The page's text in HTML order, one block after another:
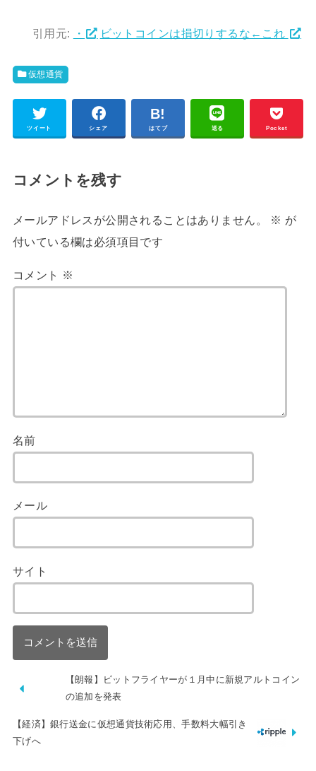
引用元: ・ ビットコインは損切りするな←これ
仮想通貨
ツイート シェア はてブ 送る Pocket
コメントを残す
メールアドレスが公開されることはありません。 ※ が
付いている欄は必須項目です
コメント ※
名前
メール
サイト
【朗報】ビットフライヤーが１月中に新規アルトコイン
の追加を発表
【経済】銀行送金に仮想通貨技術応用、手数料大幅引き
下げへ